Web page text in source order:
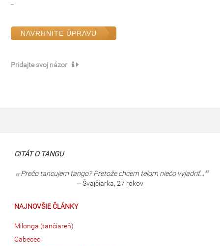
NAVRHNITE ÚPRAVU
Pridajte svoj názor
CITÁT O TANGU
Prečo tancujem tango? Pretože chcem telom niečo vyjadriť…
—Švajčiarka, 27 rokov
NAJNOVŠIE ČLÁNKY
Milonga (tančiareň)
Cabeceo